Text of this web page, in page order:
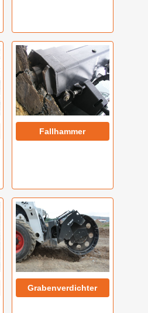
Fallhammer
Grabenverdichter